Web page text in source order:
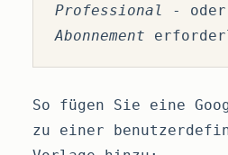
Professional
- oder
Abonnement
So fügen Sie eine
zu einer